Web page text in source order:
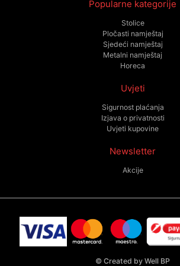
Popularne kategorije
Stolice
Pločasti namještaj
Sjedeći namještaj
Metalni namještaj
Horeca
Uvjeti
Sigurnost plaćanja
Izjava o privatnosti
Uvjeti kupovine
Newsletter
Akcije
© Created by Well BP